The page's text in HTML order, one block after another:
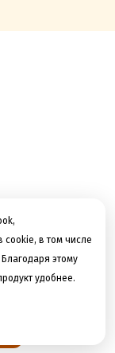
cookie, в том числе
этому
удобнее.